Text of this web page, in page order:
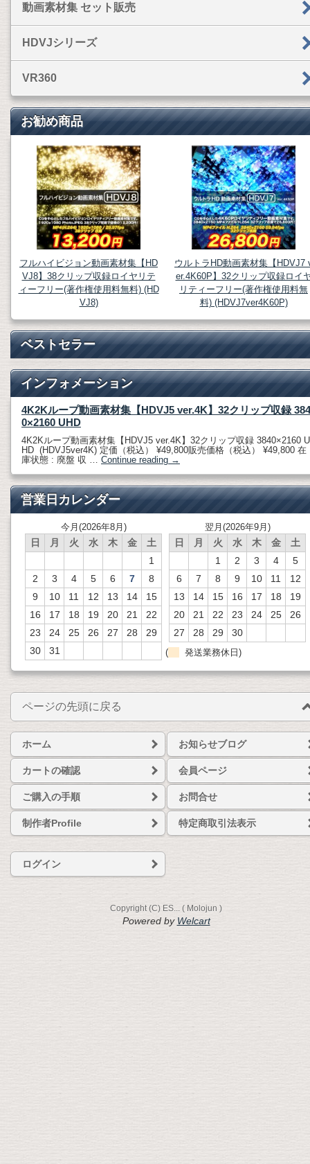
動画素材集 セット販売
HDVJシリーズ
VR360
お勧め商品
フルハイビジョン動画素材集【HD
VJ8】38クリップ収録ロイヤリテ
ィーフリー(著作権使用料無料) (HD
VJ8)
ウルトラHD動画素材集【HDVJ7
er.4K60P】32クリップ収録ロイ
リティーフリー(著作権使用料無
料) (HDVJ7ver4K60P)
ベストセラー
インフォメーション
4K2Kループ動画素材集【HDVJ5 ver.4K】32クリップ収録 384
0×2160 UHD
4K2Kループ動画素材集【HDVJ5 ver.4K】32クリップ収録 3840×2160 U
HD (HDVJ5ver4K) 定価（税込） ¥49,800販売価格（税込） ¥49,800 在
庫状態 : 廃盤 収 … Continue reading →
営業日カレンダー
今月(2026年8月)
日 月 火 水 木 金
土
1
2
3 4 5 6 7
8
9
10 11 12 13 14
15
16
17 18 19 20 21
22
23
24 25 26 27 28
29
30
31
翌月(2026年9月)
日 月 火 水 木 金
土
1
2 3 4
5
6
7 8 9 10 11
12
13
14 15 16 17 18
19
20
21 22 23 24 25
26
27
28 29 30
( 発送業務休日)
ページの先頭に戻る
ホーム お知らせブログ
カートの確認 会員ページ
ご購入の手順 お問合せ
制作者Profile 特定商取引法表示
ログイン
Copyright (C) ES... ( Molojun )
Powered by Welcart